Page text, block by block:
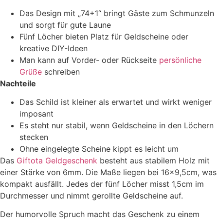
Das Design mit „74+1“ bringt Gäste zum Schmunzeln
und sorgt für gute Laune
Fünf Löcher bieten Platz für Geldscheine oder
kreative DIY-Ideen
Man kann auf Vorder- oder Rückseite persönliche
Grüße schreiben
Nachteile
Das Schild ist kleiner als erwartet und wirkt weniger
imposant
Es steht nur stabil, wenn Geldscheine in den Löchern
stecken
Ohne eingelegte Scheine kippt es leicht um
Das Giftota Geldgeschenk besteht aus stabilem Holz mit
einer Stärke von 6mm. Die Maße liegen bei 16×9,5cm, was
kompakt ausfällt. Jedes der fünf Löcher misst 1,5cm im
Durchmesser und nimmt gerollte Geldscheine auf.
Der humorvolle Spruch macht das Geschenk zu einem